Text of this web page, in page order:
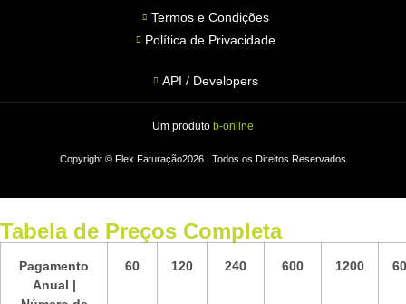
Termos e Condições
Política de Privacidade
API / Developers
Um produto b-online
Copyright © Flex Faturação2026 | Todos os Direitos Reservados
Tabela de Preços Completa
Pagamento
Anual |
60 120 240 600 1200